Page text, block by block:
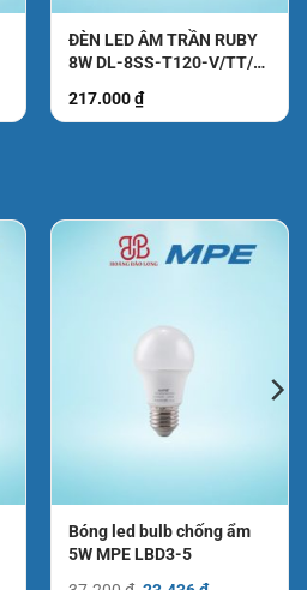
ĐÈN LED ÂM TRẦN RUBY
8W DL-8SS-T120-V/TT/T
217.000₫
Bóng led bulb chống ẩm
5W MPE LBD3-5